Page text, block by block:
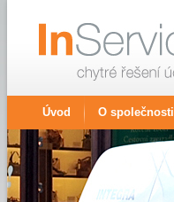
Úvod O společnosti